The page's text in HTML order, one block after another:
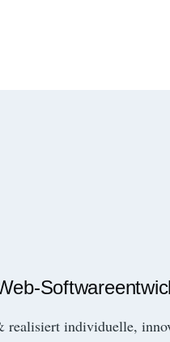
realisiert individuelle,